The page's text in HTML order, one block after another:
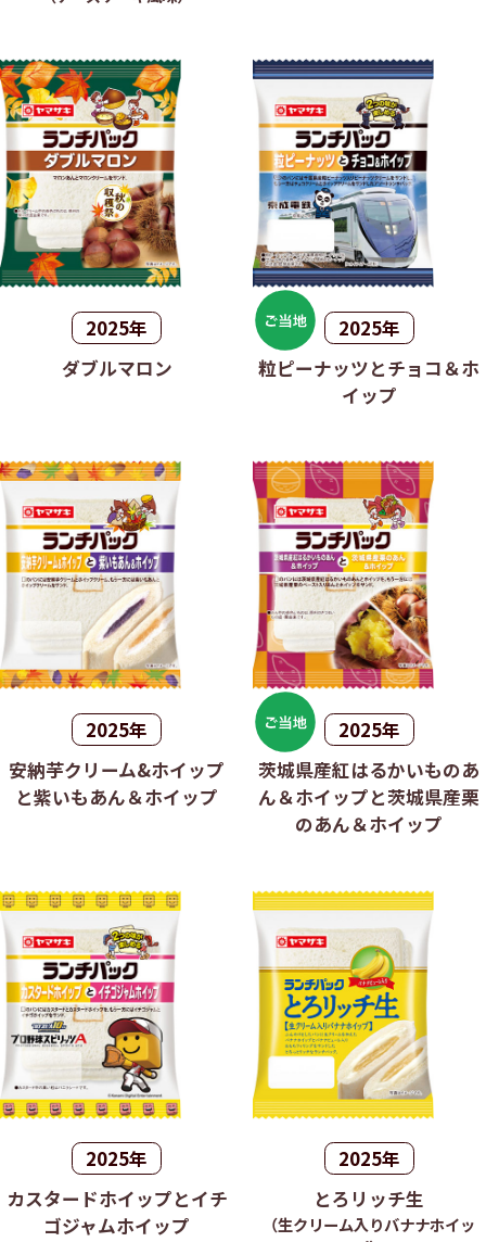
2025年
ダブルマロン
2025年
粒ピーナッツとチョコ＆ホ
イップ
2025年
安納芋クリーム&ホイップ
と紫いもあん＆ホイップ
2025年
茨城県産紅はるかいものあ
ん＆ホイップと茨城県産栗
のあん＆ホイップ
2025年
カスタードホイップとイチ
ゴジャムホイップ
2025年
とろリッチ生
（生クリーム入りバナナホイッ